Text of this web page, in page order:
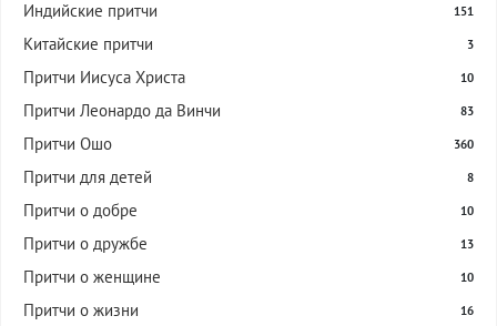
Индийские притчи 151
Китайские притчи 3
Притчи Иисуса Христа 10
Притчи Леонардо да Винчи 83
Притчи Ошо 360
Притчи для детей 8
Притчи о добре 10
Притчи о дружбе 13
Притчи о женщине 10
Притчи о жизни 16